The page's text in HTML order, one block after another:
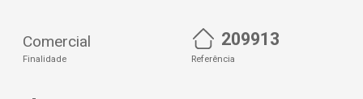
Comercial
Finalidade
209913
Referência